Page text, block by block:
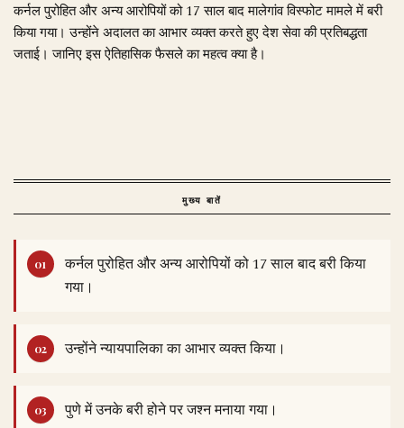
कर्नल पुरोहित और अन्य आरोपियों को 17 साल बाद मालेगांव विस्फोट मामले में बरी
किया गया। उन्होंने अदालत का आभार व्यक्त करते हुए देश सेवा की प्रतिबद्धता
जताई। जानिए इस ऐतिहासिक फैसले का महत्व क्या है।
मुख्य बातें
कर्नल पुरोहित और अन्य आरोपियों को 17 साल बाद बरी किया
गया।
उन्होंने न्यायपालिका का आभार व्यक्त किया।
पुणे में उनके बरी होने पर जश्न मनाया गया।